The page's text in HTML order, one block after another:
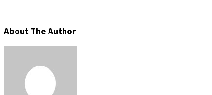
About The Author